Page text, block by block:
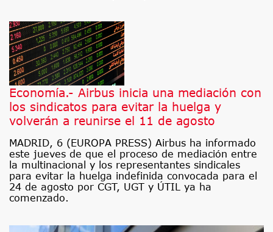
Economía.- Airbus inicia una mediación con
los sindicatos para evitar la huelga y
volverán a reunirse el 11 de agosto
MADRID, 6 (EUROPA PRESS) Airbus ha informado
este jueves de que el proceso de mediación entre
la multinacional y los representantes sindicales
para evitar la huelga indefinida convocada para el
24 de agosto por CGT, UGT y ÚTIL ya ha
comenzado.